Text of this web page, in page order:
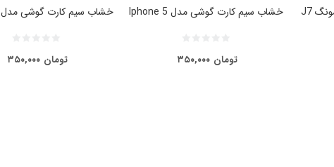
خشاب سیم کارت گوشی سامسونگ J7
خشاب سیم کارت گوشی مدل Iphone 5
۳۵۰,۰۰۰ تومان
خشاب سیم کارت گوشی مدل Iphone 6
۳۵۰,۰۰۰ تومان